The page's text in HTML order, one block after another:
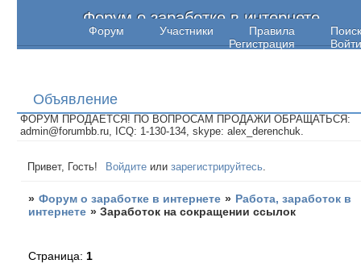
Форум о заработке в интернете
Форум Участники Правила
Поиск
Регистрация
Войти
Объявление
ФОРУМ ПРОДАЕТСЯ! ПО ВОПРОСАМ ПРОДАЖИ ОБРАЩАТЬСЯ:
admin@forumbb.ru, ICQ: 1-130-134, skype: alex_derenchuk.
Привет, Гость! Войдите илизарегистрируйтесь
» Форум о заработке в интернете » Работа, заработок в
интернете »Заработок на сокращении ссылок
Страница: 1